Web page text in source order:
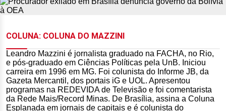
COLUNA: COLUNA DO MAZZINI
Leandro Mazzini é jornalista graduado na FACHA, no Rio,
e pós-graduado em Ciências Políticas pela UnB. Iniciou
carreira em 1996 em MG. Foi colunista do Informe JB, da
Gazeta Mercantil, dos portais iG e UOL. Apresentou
programas na REDEVIDA de Televisão e foi comentarista
da Rede Mais/Record Minas. De Brasília, assina a Coluna
Esplanada em jornais de capitais e é colunista do